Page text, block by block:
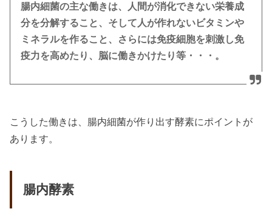
腸内細菌の主な働きは、人間が消化できない栄養成
分を分解すること、そして人が作れないビタミンや
ミネラルを作ること、さらには免疫細胞を刺激し免
疫力を高めたり、脳に働きかけたり等・・・。
こうした働きは、腸内細菌が作り出す酵素にポイントが
あります。
腸内酵素